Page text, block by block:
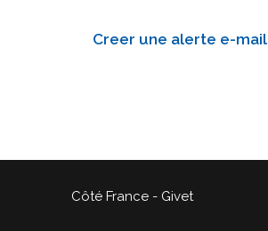
Creer une alerte e-mail
Côté France - Givet